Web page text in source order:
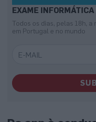
EXAME
Todos os dias, pelas 18h,
em Portugal e no mundo